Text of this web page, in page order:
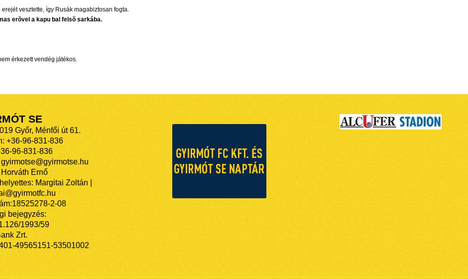
vesztette, így Rusák magabiztosan fogta.
erõvel a kapu bal felsõ sarkába.
érkezett vendég játékos.
SE
Győr, Ménfői út 61.
+36-96-831-836
96-831-836
Ernő
Margitai Zoltán |
2-08
bejegyzés:
1993/59
Zrt.
49565151-53501002